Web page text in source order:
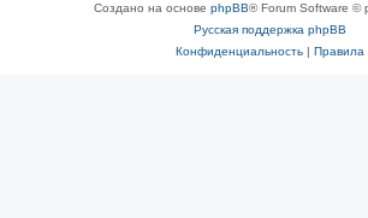
Создано на основе phpBB® Forum Software ©
Русская поддержка phpBB
Конфиденциальность| Правила